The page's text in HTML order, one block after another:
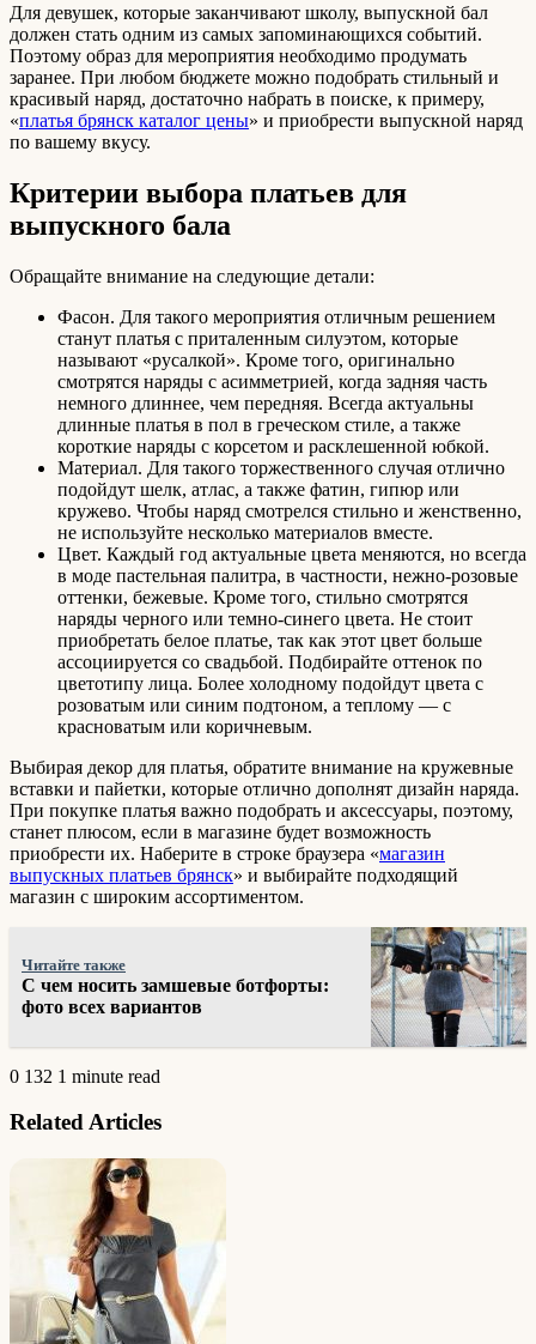
Для девушек, которые заканчивают школу, выпускной бал
должен стать одним из самых запоминающихся событий.
Поэтому образ для мероприятия необходимо продумать
заранее. При любом бюджете можно подобрать стильный и
красивый наряд, достаточно набрать в поиске, к примеру,
«платья брянск каталог цены» и приобрести выпускной наряд
по вашему вкусу.
Критерии выбора платьев для
выпускного бала
Обращайте внимание на следующие детали:
Фасон. Для такого мероприятия отличным решением
станут платья с приталенным силуэтом, которые
называют «русалкой». Кроме того, оригинально
смотрятся наряды с асимметрией, когда задняя часть
немного длиннее, чем передняя. Всегда актуальны
длинные платья в пол в греческом стиле, а также
короткие наряды с корсетом и расклешенной юбкой.
Материал. Для такого торжественного случая отлично
подойдут шелк, атлас, а также фатин, гипюр или
кружево. Чтобы наряд смотрелся стильно и женственно,
не используйте несколько материалов вместе.
Цвет. Каждый год актуальные цвета меняются, но всегда
в моде пастельная палитра, в частности, нежно-розовые
оттенки, бежевые. Кроме того, стильно смотрятся
наряды черного или темно-синего цвета. Не стоит
приобретать белое платье, так как этот цвет больше
ассоциируется со свадьбой. Подбирайте оттенок по
цветотипу лица. Более холодному подойдут цвета с
розоватым или синим подтоном, а теплому — с
красноватым или коричневым.
Выбирая декор для платья, обратите внимание на кружевные
вставки и пайетки, которые отлично дополнят дизайн наряда.
При покупке платья важно подобрать и аксессуары, поэтому,
станет плюсом, если в магазине будет возможность
приобрести их. Наберите в строке браузера «магазин
выпускных платьев брянск» и выбирайте подходящий
магазин с широким ассортиментом.
Читайте также
С чем носить замшевые ботфорты:
фото всех вариантов
0 132 1 minute read
Related Articles